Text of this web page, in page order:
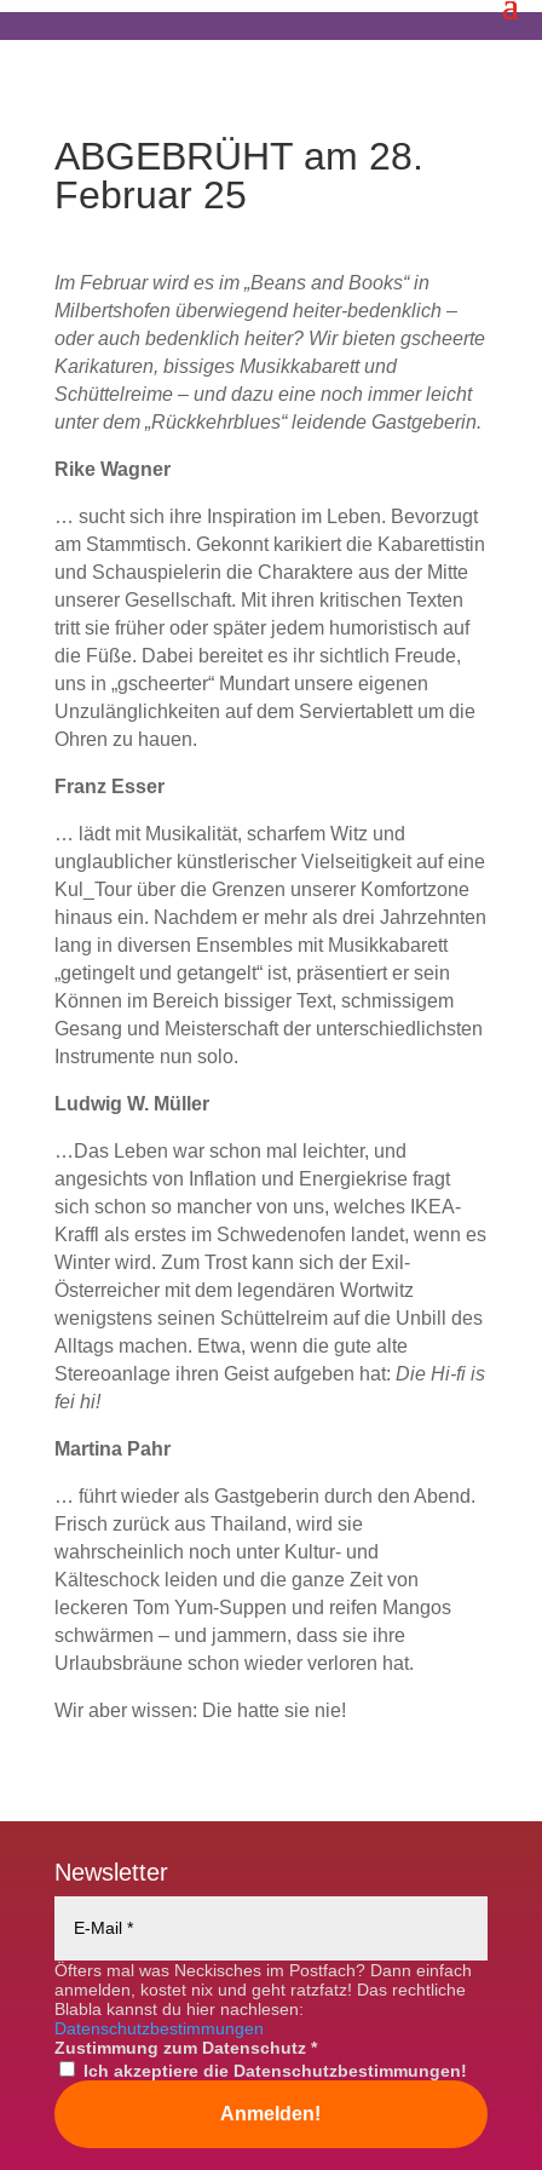
ABGEBRÜHT am 28.
Februar 25
Im Februar wird es im „Beans and Books“ in
Milbertshofen überwiegendheiter-bedenklich –
oder auch bedenklich heiter? Wir bieten gscheerte
Karikaturen, bissiges Musikkabarett und
Schüttelreime – und dazu eine noch immer leicht
unter dem „Rückkehrblues“ leidende Gastgeberin.
Rike Wagner
… sucht sich ihre Inspiration im Leben. Bevorzugt
am Stammtisch. Gekonnt karikiert die Kabarettistin
und Schauspielerin die Charaktere aus der Mitte
unserer Gesellschaft. Mit ihren kritischen Texten
tritt sie früher oder später jedem humoristisch auf
die Füße. Dabei bereitet es ihr sichtlich Freude,
uns in „gscheerter“ Mundart unsere eigenen
Unzulänglichkeiten auf dem Serviertablett um die
Ohren zu hauen.
Franz Esser
… lädt mit Musikalität, scharfem Witz und
unglaublicher künstlerischer Vielseitigkeit auf eine
Kul_Tour über die Grenzen unserer Komfortzone
hinaus ein. Nachdem er mehr als drei Jahrzehnten
lang in diversen Ensembles mit Musikkabarett
„getingelt und getangelt“ ist, präsentiert er sein
Können im Bereich bissiger Text, schmissigem
Gesang und Meisterschaft der unterschiedlichsten
Instrumente nun solo.
Ludwig W. Müller
…Das Leben war schon mal leichter, und
angesichts von Inflation und Energiekrise fragt
sich schon so mancher von uns, welches IKEA-
Kraffl als erstes im Schwedenofen landet, wenn es
Winter wird. Zum Trost kann sich der Exil-
Österreicher mit dem legendären Wortwitz
wenigstens seinen Schüttelreim auf die Unbill des
Alltags machen. Etwa, wenn die gute alte
Stereoanlage ihren Geist aufgeben hat: Die Hi-fi is
fei hi!
Martina Pahr
… führt wieder als Gastgeberin durch den Abend.
Frisch zurück aus Thailand, wird sie
wahrscheinlich noch unter Kultur- und
Kälteschock leiden und die ganze Zeit von
leckeren Tom Yum-Suppen und reifen Mangos
schwärmen – und jammern, dass sie ihre
Urlaubsbräune schon wieder verloren hat.
Wir aber wissen: Die hatte sie nie!
Newsletter
Öfters mal was Neckisches im Postfach? Dann einfach
anmelden, kostet nix und geht ratzfatz! Das rechtliche
Blabla kannst du hier nachlesen:
Datenschutzbestimmungen
Zustimmung zum Datenschutz *
Ich akzeptiere die Datenschutzbestimmungen!